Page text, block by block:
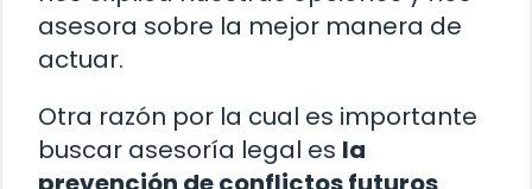
asesora sobre la mejor manera de
actuar.
Otra razón por la cual es importante
buscar asesoría legal es la